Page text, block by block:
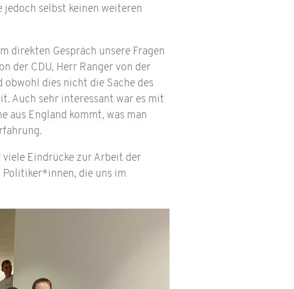
selbst keinen weiteren
direkten Gespräch unsere Fragen
der CDU, Herr Ranger von der
obwohl dies nicht die Sache des
Auch sehr interessant war es mit
aus England kommt, was man
Eindrücke zur Arbeit der
die uns im